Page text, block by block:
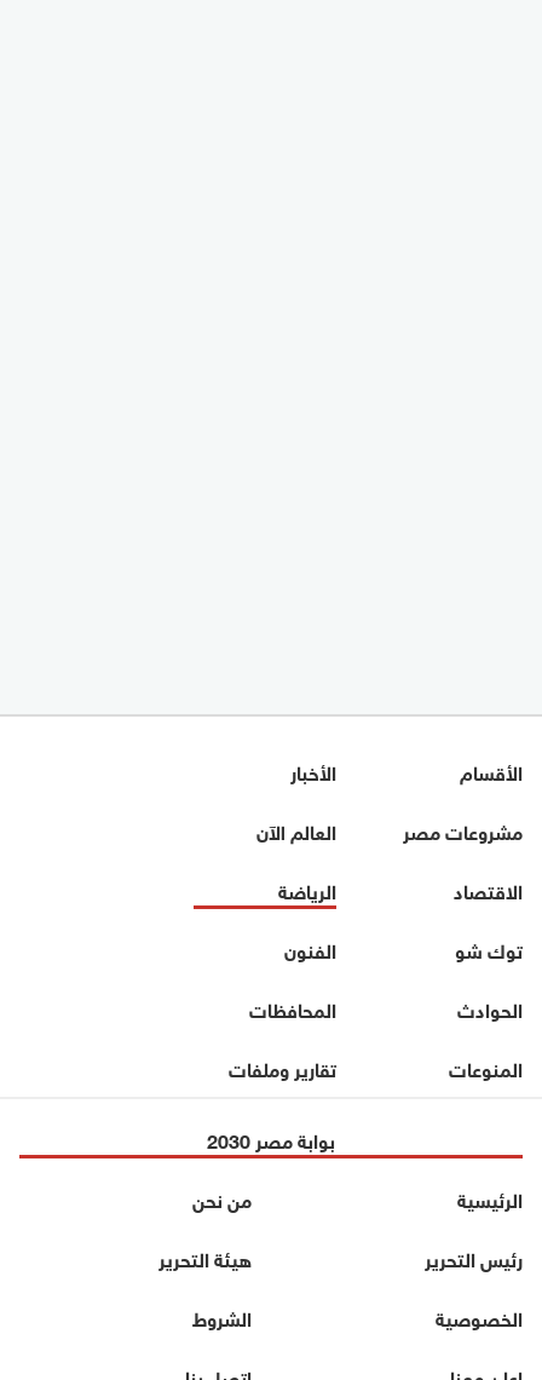
الأقسام
الأخبار
مشروعات مصر
العالم الآن
الاقتصاد
الرياضة
توك شو
الفنون
الحوادث
المحافظات
المنوعات
تقارير وملفات
بوابة مصر 2030
الرئيسية
من نحن
رئيس التحرير
هيئة التحرير
الخصوصية
الشروط